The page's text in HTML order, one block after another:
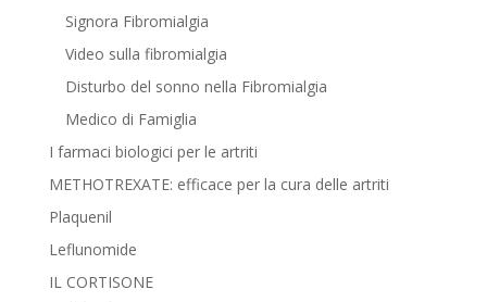
Signora Fibromialgia
Video sulla fibromialgia
Disturbo del sonno nella Fibromialgia
Medico di Famiglia
I farmaci biologici per le artriti
METHOTREXATE: efficace per la cura delle artriti
Plaquenil
Leflunomide
IL CORTISONE